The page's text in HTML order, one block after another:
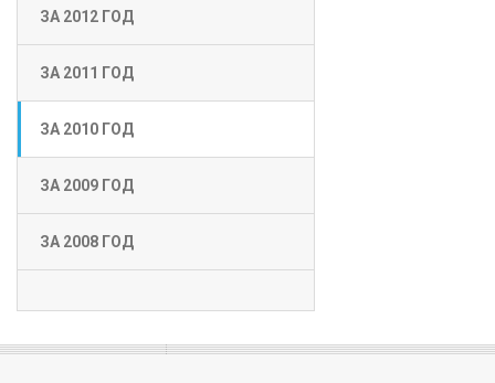
ЗА 2012 ГОД
ЗА 2011 ГОД
ЗА 2010 ГОД
ЗА 2009 ГОД
ЗА 2008 ГОД